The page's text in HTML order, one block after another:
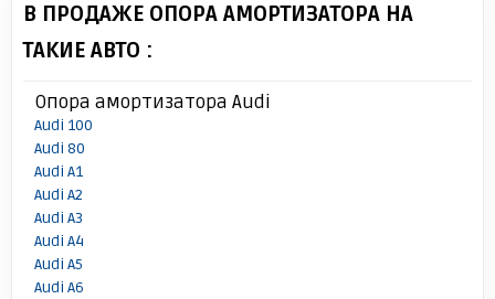
В ПРОДАЖЕ ОПОРА АМОРТИЗАТОРА НА
ТАКИЕ АВТО :
Опора амортизатора Audi
Audi 100
Audi 80
Audi A1
Audi A2
Audi A3
Audi A4
Audi A5
Audi A6